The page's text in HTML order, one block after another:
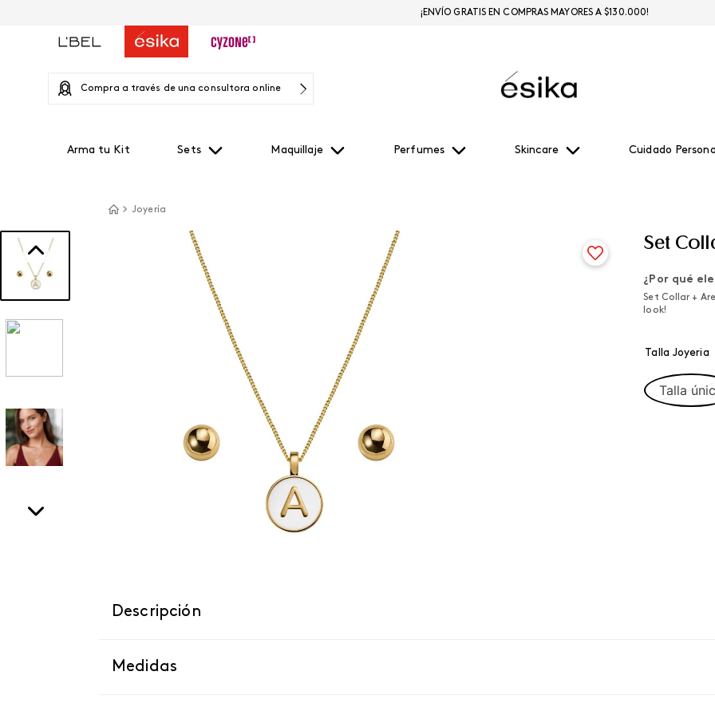
Compra a través de una consultora online
Arma tu Kit Sets Maquillaje Perfumes Skincare Cuidado
¡ENVÍO GRATIS EN COMPRAS MAYORES A $130.000!
Joyería
Set
¿Por qué
Set Collar +
look!
Talla Joyeria
Talla
Descripción
Medidas